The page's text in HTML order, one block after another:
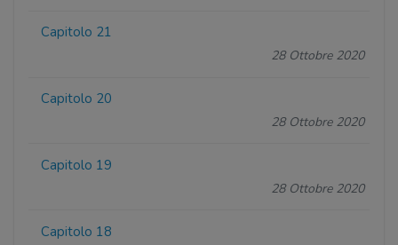
Capitolo 21
28 Ottobre 2020
Capitolo 20
28 Ottobre 2020
Capitolo 19
28 Ottobre 2020
Capitolo 18